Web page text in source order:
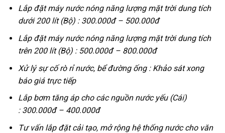
Lắp đặt máy nước nóng năng lượng mặt trời dung tích
dưới 200 lít (Bộ) : 300.000đ – 500.000đ
Lắp đặt máy nước nóng năng lượng mặt trời dung tích
trên 200 lít (Bộ) :500.000đ – 800.000đ
Xử lý sự cố rò rỉ nước, bể đường ống : Khảo sát xong
báo giá trực tiếp
Lắp bơm tăng áp cho các nguồn nước yếu (Cái)
: 300.000đ – 400.000đ
Tư vấn lắp đặt cải tạo, mở rộng hệ thống nước cho văn